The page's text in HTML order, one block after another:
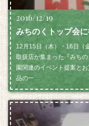
2016/12/19
みちのくトップ会
12月15日（木）・16日（
取扱店が集まった『みち
園関連のイベント提案と
品の一…